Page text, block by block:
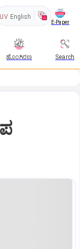
UV English
E-Paper
ಹೊಂಗಿರಣ Search